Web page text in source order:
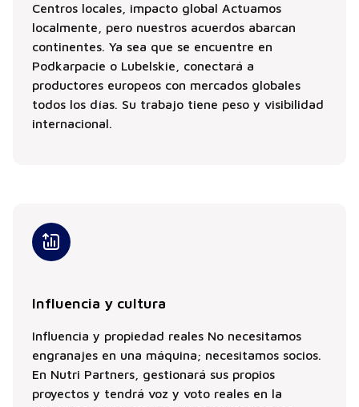
Centros locales, impacto global Actuamos
localmente, pero nuestros acuerdos abarcan
continentes. Ya sea que se encuentre en
Podkarpacie o Lubelskie, conectará a
productores europeos con mercados globales
todos los días. Su trabajo tiene peso y visibilidad
internacional.
Influencia y cultura
Influencia y propiedad reales No necesitamos
engranajes en una máquina; necesitamos socios.
En Nutri Partners, gestionará sus propios
proyectos y tendrá voz y voto reales en la